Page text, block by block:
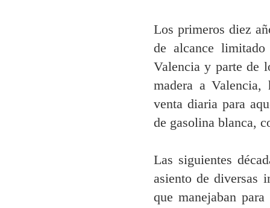
Los primeros diez
de alcance
Valencia y parte de
madera a Valencia,
venta diaria para
de gasolina blanca,
Las siguientes
asiento de diversas
que manejaban